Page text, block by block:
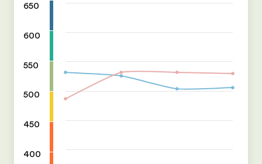
650
600
550
500
450
400